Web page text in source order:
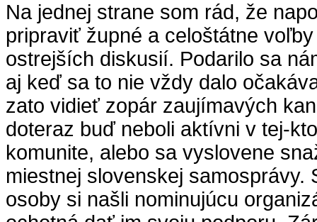
Na jednej strane som rád, že
pripraviť župné a celoštátne
ostrejších diskusií. Podarilo sa
aj keď sa to nie vždy dalo
zato vidieť zopár zaujímavých
doteraz buď neboli aktívni v tej-
komunite, alebo sa vyslovene
miestnej slovenskej samosprávy.
osoby si našli nominujúcu